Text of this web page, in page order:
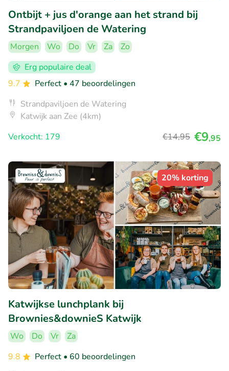
Ontbijt + jus d'orange aan het strand bij
Strandpaviljoen de Watering
Morgen Wo Do Vr Za
Zo
Erg populaire deal
9.7
Perfect • 47 beoordelingen
Strandpaviljoen de Watering
Katwijk aan Zee (4km)
Verkocht: 179
€14,95 €9,95
20% korting
Katwijkse lunchplank bij
Brownies&downieS Katwijk
Wo Do Vr
Za
9.8
Perfect • 60 beoordelingen